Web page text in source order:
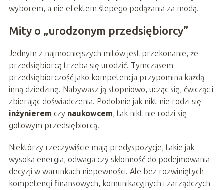
wyborem, a nie efektem ślepego podążania za modą.
Mity o „urodzonym przedsiębiorcy”
Jednym z najmocniejszych mitów jest przekonanie, że
przedsiębiorcą trzeba się urodzić. Tymczasem
przedsiębiorczość jako kompetencja przypomina każdą
inną dziedzinę. Nabywasz ją stopniowo, ucząc się, ćwicząc i
zbierając doświadczenia. Podobnie jak nikt nie rodzi się
inżynierem czy naukowcem, tak nikt nie rodzi się
gotowym przedsiębiorcą.
Niektórzy rzeczywiście mają predyspozycje, takie jak
wysoka energia, odwaga czy skłonność do podejmowania
decyzji w warunkach niepewności. Ale bez rozwiniętych
kompetencji finansowych, komunikacyjnych i zarządczych